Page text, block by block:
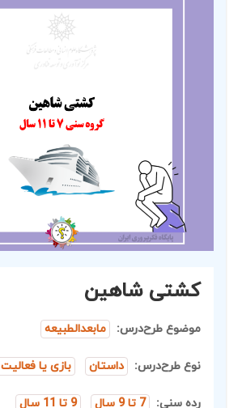
کشتی شاهین
موضوع طرح‌درس: مابعدالطبیعه
نوع طرح‌درس: داستان بازی یا فعالیت
رده سنی: 7 تا 9 سال 9 تا 11 سال